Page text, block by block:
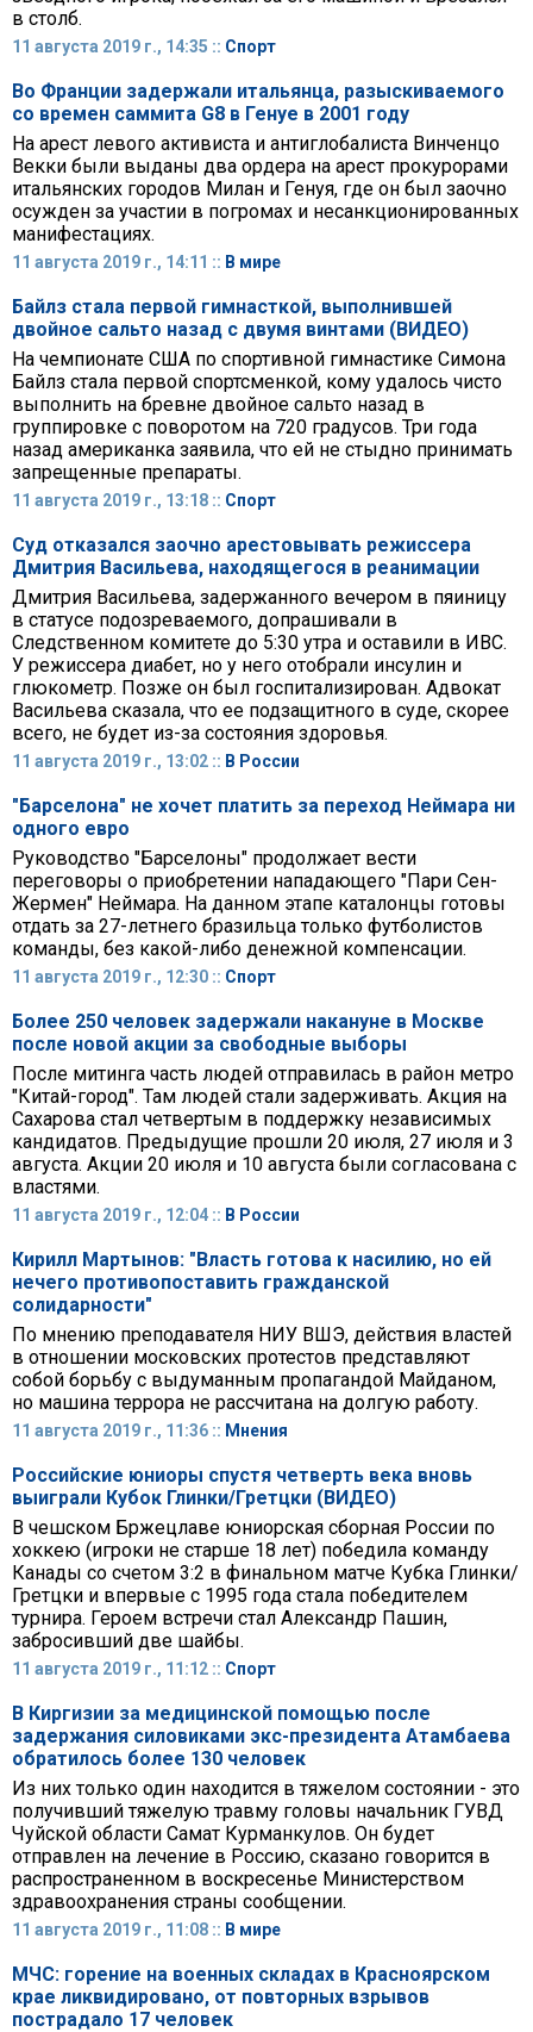
в столб.
11 августа 2019 г., 14:35 :: Спорт
Во Франции задержали итальянца, разыскиваемого
со времен саммита G8 в Генуе в 2001 году
На арест левого активиста и антиглобалиста Винченцо
Векки были выданы два ордера на арест прокурорами
итальянских городов Милан и Генуя, где он был заочно
осужден за участии в погромах и несанкционированных
манифестациях.
11 августа 2019 г., 14:11 :: В мире
Байлз стала первой гимнасткой, выполнившей
двойное сальто назад с двумя винтами (ВИДЕО)
На чемпионате США по спортивной гимнастике Симона
Байлз стала первой спортсменкой, кому удалось чисто
выполнить на бревне двойное сальто назад в
группировке с поворотом на 720 градусов. Три года
назад американка заявила, что ей не стыдно принимать
запрещенные препараты.
11 августа 2019 г., 13:18 :: Спорт
Суд отказался заочно арестовывать режиссера
Дмитрия Васильева, находящегося в реанимации
Дмитрия Васильева, задержанного вечером в пяиницу
в статусе подозреваемого, допрашивали в
Следственном комитете до 5:30 утра и оставили в ИВС.
У режиссера диабет, но у него отобрали инсулин и
глюкометр. Позже он был госпитализирован. Адвокат
Васильева сказала, что ее подзащитного в суде, скорее
всего, не будет из-за состояния здоровья.
11 августа 2019 г., 13:02 :: В России
"Барселона" не хочет платить за переход Неймара ни
одного евро
Руководство "Барселоны" продолжает вести
переговоры о приобретении нападающего "Пари Сен-
Жермен" Неймара. На данном этапе каталонцы готовы
отдать за 27-летнего бразильца только футболистов
команды, без какой-либо денежной компенсации.
11 августа 2019 г., 12:30 :: Спорт
Более 250 человек задержали накануне в Москве
после новой акции за свободные выборы
После митинга часть людей отправилась в район метро
"Китай-город". Там людей стали задерживать. Акция на
Сахарова стал четвертым в поддержку независимых
кандидатов. Предыдущие прошли 20 июля, 27 июля и 3
августа. Акции 20 июля и 10 августа были согласована с
властями.
11 августа 2019 г., 12:04 :: В России
Кирилл Мартынов: "Власть готова к насилию, но ей
нечего противопоставить гражданской
солидарности"
По мнению преподавателя НИУ ВШЭ, действия властей
в отношении московских протестов представляют
собой борьбу с выдуманным пропагандой Майданом,
но машина террора не рассчитана на долгую работу.
11 августа 2019 г., 11:36 :: Мнения
Российские юниоры спустя четверть века вновь
выиграли Кубок Глинки/Гретцки (ВИДЕО)
В чешском Бржецлаве юниорская сборная России по
хоккею (игроки не старше 18 лет) победила команду
Канады со счетом 3:2 в финальном матче Кубка Глинки/
Гретцки и впервые с 1995 года стала победителем
турнира. Героем встречи стал Александр Пашин,
забросивший две шайбы.
11 августа 2019 г., 11:12 :: Спорт
В Киргизии за медицинской помощью после
задержания силовиками экс-президента Атамбаева
обратилось более 130 человек
Из них только один находится в тяжелом состоянии - это
получивший тяжелую травму головы начальник ГУВД
Чуйской области Самат Курманкулов. Он будет
отправлен на лечение в Россию, сказано говорится в
распространенном в воскресенье Министерством
здравоохранения страны сообщении.
11 августа 2019 г., 11:08 :: В мире
МЧС: горение на военных складах в Красноярском
крае ликвидировано, от повторных взрывов
пострадало 17 человек